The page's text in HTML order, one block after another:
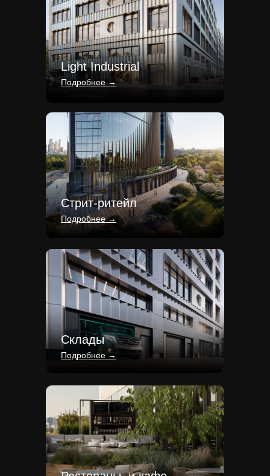
Подробнее →
Склады
Подробнее →
Стрит-ритейл
Подробнее →
Light Industrial